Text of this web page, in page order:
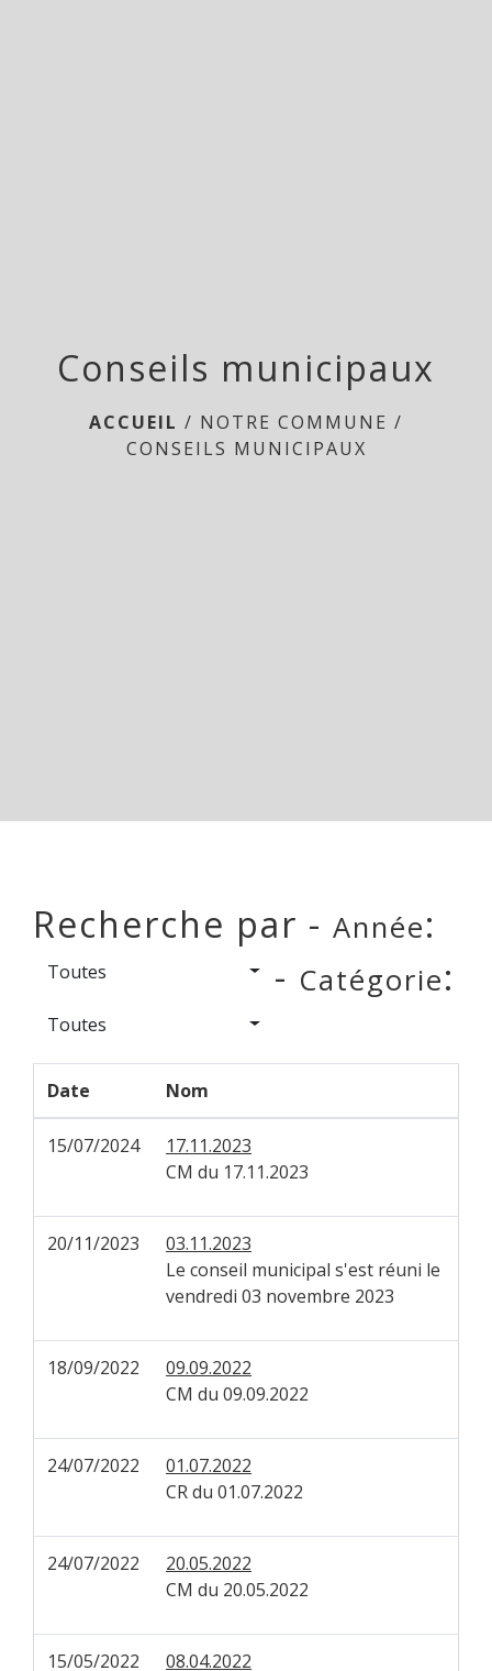
Conseils municipaux
ACCUEIL / NOTRE COMMUNE /
CONSEILS MUNICIPAUX
Recherche par - Année:
Toutes - Catégorie:
Toutes
Date Nom
15/07/2024
17.11.2023
CM du 17.11.2023
20/11/2023
03.11.2023
Le conseil municipal s'est réuni le
vendredi 03 novembre 2023
18/09/2022
09.09.2022
CM du 09.09.2022
24/07/2022
01.07.2022
CR du 01.07.2022
24/07/2022
20.05.2022
CM du 20.05.2022
15/05/2022
08.04.2022